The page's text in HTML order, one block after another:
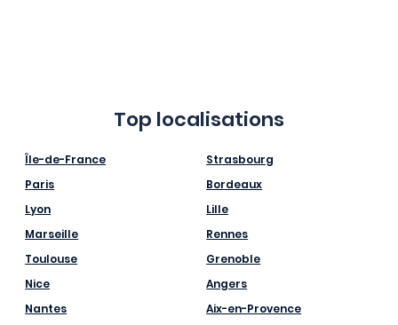
Top localisations
Île-de-France
Paris
Lyon
Marseille
Toulouse
Nice
Nantes
Strasbourg
Bordeaux
Lille
Rennes
Grenoble
Angers
Aix-en-Provence